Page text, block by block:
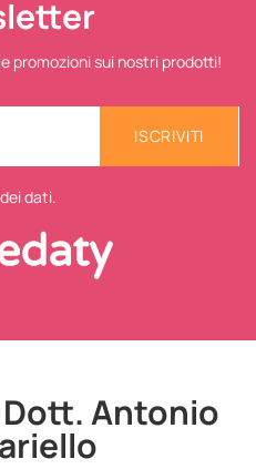
promozioni sui nostri prodotti!
ISCRIVITI
dati.
Dott. Antonio